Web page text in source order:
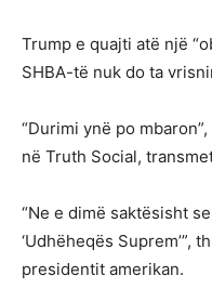
Trump e quajti atë një
SHBA-të nuk do ta
“Durimi ynë po
në Truth Social,
“Ne e dimë saktësisht
‘Udhëheqës Suprem’”,
presidentit amerikan.